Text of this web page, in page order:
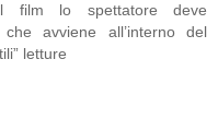
il film lo spettatore deve
avviene all’interno del
letture